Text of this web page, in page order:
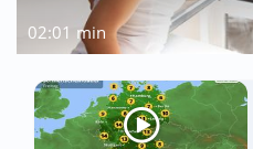
02:01 min